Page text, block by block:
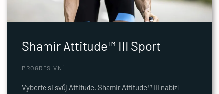
Shamir Attitude™ III Sport
PROGRESIVNÍ
Vyberte si svůj Attitude. Shamir Attitude™ III nabízí